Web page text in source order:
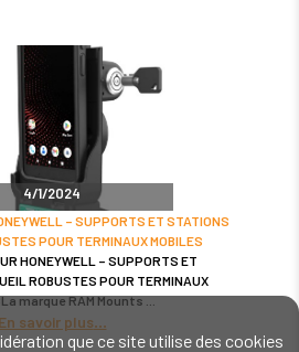
que ce site utilise des cookies
4/1/2024
– SUPPORTS ET STATIONS
POUR TERMINAUX MOBILES
HONEYWELL – SUPPORTS ET
ROBUSTES POUR TERMINAUX
marque RAM Mounts
En savoir plus